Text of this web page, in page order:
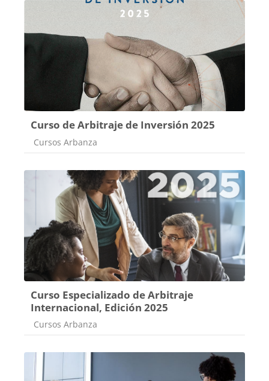
Curso de Arbitraje de Inversión 2025
Categoría de cursos
Cursos Arbanza
Curso Especializado de Arbitraje
Internacional, Edición 2025
Categoría de cursos
Cursos Arbanza